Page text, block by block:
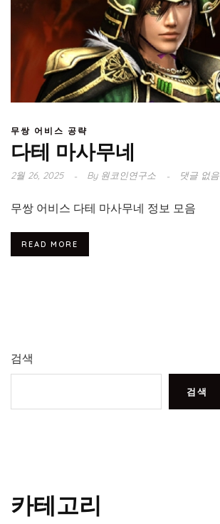
무쌍 어비스 공략
다테 마사무네
2월 26, 2025 By원코인연구소 댓글 없음
무쌍 어비스 다테 마사무네 정보 모음
READ MORE
검색
검색
카테고리